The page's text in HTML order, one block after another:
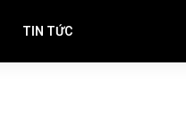
TIN TỨC